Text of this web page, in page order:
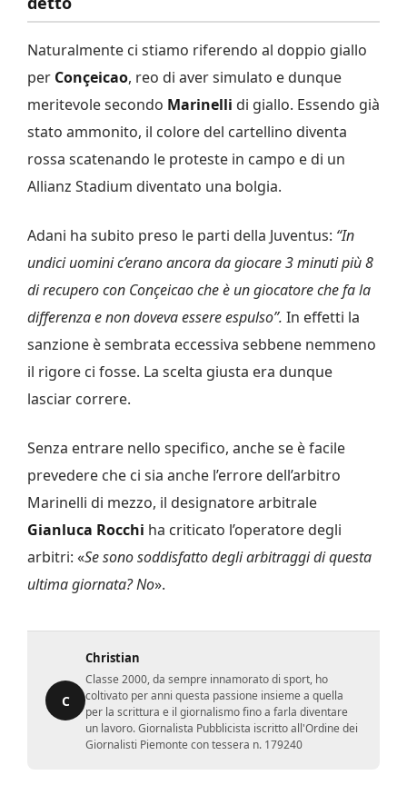
Naturalmente ci stiamo riferendo al doppio giallo
per Conçeicao, reo di aver simulato e dunque
meritevole secondo Marinelli di giallo. Essendo già
stato ammonito, il colore del cartellino diventa
rossa scatenando le proteste in campo e di un
Allianz Stadium diventato una bolgia.
Adani ha subito preso le parti della Juventus: “In
undici uomini c’erano ancora da giocare 3 minuti più 8
di recupero con Conçeicao che è un giocatore che fa la
differenza e non doveva essere espulso”. In effetti la
sanzione è sembrata eccessiva sebbene nemmeno
il rigore ci fosse. La scelta giusta era dunque
lasciar correre.
Senza entrare nello specifico, anche se è facile
prevedere che ci sia anche l’errore dell’arbitro
Marinelli di mezzo, il designatore arbitrale
Gianluca Rocchi ha criticato l’operatore degli
arbitri: «Se sono soddisfatto degli arbitraggi di questa
ultima giornata? No».
C
Christian
Classe 2000, da sempre innamorato di sport, ho
coltivato per anni questa passione insieme a quella
per la scrittura e il giornalismo fino a farla diventare
un lavoro. Giornalista Pubblicista iscritto all'Ordine dei
Giornalisti Piemonte con tessera n. 179240